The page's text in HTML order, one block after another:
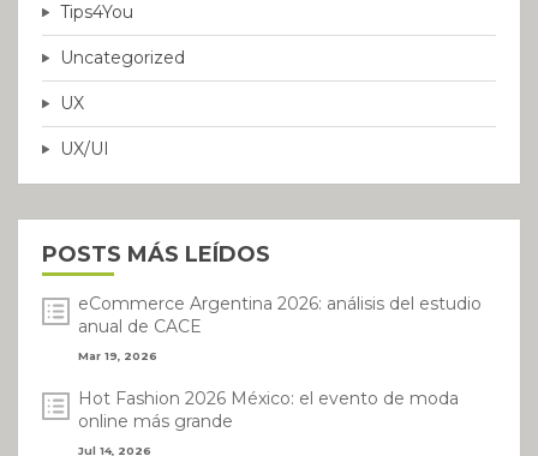
Tips4You
Uncategorized
UX
UX/UI
POSTS MÁS LEÍDOS
eCommerce Argentina 2026: análisis del estudio
anual de CACE
Mar 19, 2026
Hot Fashion 2026 México: el evento de moda
online más grande
Jul 14, 2026